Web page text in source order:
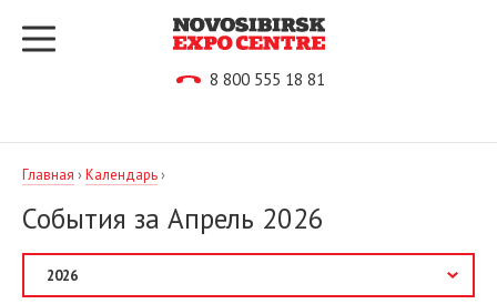
8 800 555 18 81
Главная ›Календарь›
События за Апрель 2026